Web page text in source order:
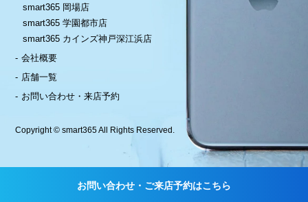
smart365 岡場店
smart365 学園都市店
smart365 カインズ神戸深江浜店
会社概要
店舗一覧
お問い合わせ・来店予約
Copyright © smart365 All Rights Reserved.
お問い合わせ・ご来店予約はこちら